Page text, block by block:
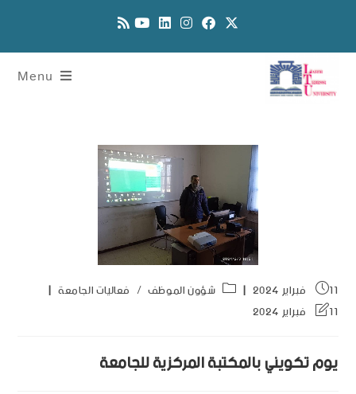
Menu
11 فبراير 2024 شؤون الموظف / فعاليات الجامعة
11 فبراير 2024
يوم تكويني بالمكتبة المركزية للجامعة